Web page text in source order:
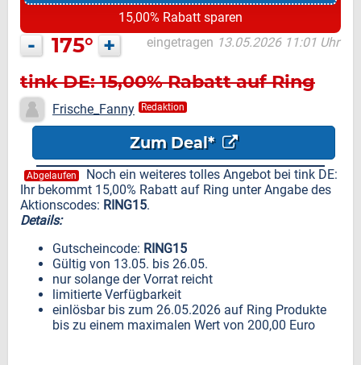
15,00% Rabatt sparen
- 175° + eingetragen 13.05.2026 11:01 Uhr
tink DE: 15,00% Rabatt auf Ring
Frische_Fanny Redaktion
Zum Deal*
Abgelaufen
Noch ein weiteres tolles Angebot bei tink DE:
Ihr bekommt 15,00% Rabatt auf Ring unter Angabe des
Aktionscodes: RING15.
Details:
Gutscheincode: RING15
Gültig von 13.05. bis 26.05.
nur solange der Vorrat reicht
limitierte Verfügbarkeit
einlösbar bis zum 26.05.2026 auf Ring Produkte
bis zu einem maximalen Wert von 200,00 Euro